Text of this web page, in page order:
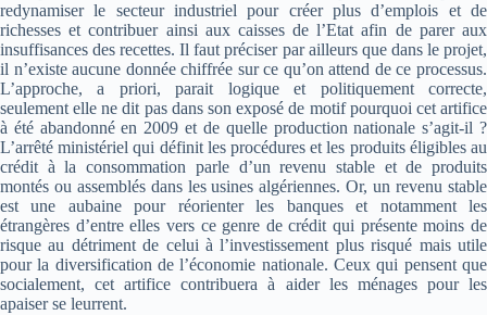
redynamiser le secteur industriel pour créer plus d’emplois et de
richesses et contribuer ainsi aux caisses de l’Etat afin de parer aux
insuffisances des recettes. Il faut préciser par ailleurs que dans le projet,
il n’existe aucune donnée chiffrée sur ce qu’on attend de ce processus.
L’approche, a priori, parait logique et politiquement correcte,
seulement elle ne dit pas dans son exposé de motif pourquoi cet artifice
à été abandonné en 2009 et de quelle production nationale s’agit-il ?
L’arrêté ministériel qui définit les procédures et les produits éligibles au
crédit à la consommation parle d’un revenu stable et de produits
montés ou assemblés dans les usines algériennes. Or, un revenu stable
est une aubaine pour réorienter les banques et notamment les
étrangères d’entre elles vers ce genre de crédit qui présente moins de
risque au détriment de celui à l’investissement plus risqué mais utile
pour la diversification de l’économie nationale. Ceux qui pensent que
socialement, cet artifice contribuera à aider les ménages pour les
apaiser se leurrent.